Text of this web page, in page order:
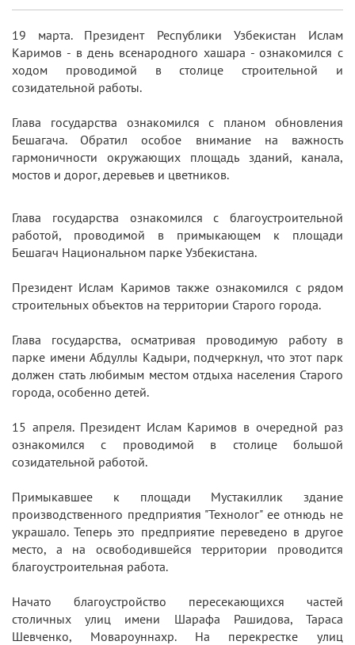
19 марта. Президент Республики Узбекистан Ислам
Каримов - в день всенародного хашара - ознакомился с
ходом проводимой в столице строительной и
созидательной работы.
Глава государства ознакомился с планом обновления
Бешагача. Обратил особое внимание на важность
гармоничности окружающих площадь зданий, канала,
мостов и дорог, деревьев и цветников.
Глава государства ознакомился с благоустроительной
работой, проводимой в примыкающем к площади
Бешагач Национальном парке Узбекистана.
Президент Ислам Каримов также ознакомился с рядом
строительных объектов на территории Старого города.
Глава государства, осматривая проводимую работу в
парке имени Абдуллы Кадыри, подчеркнул, что этот парк
должен стать любимым местом отдыха населения Старого
города, особенно детей.
15 апреля. Президент Ислам Каримов в очередной раз
ознакомился с проводимой в столице большой
созидательной работой.
Примыкавшее к площади Мустакиллик здание
производственного предприятия "Технолог" ее отнюдь не
украшало. Теперь это предприятие переведено в другое
место, а на освободившейся территории проводится
благоустроительная работа.
Начато благоустройство пересекающихся частей
столичных улиц имени Шарафа Рашидова, Тараса
Шевченко, Мовароуннахр. На перекрестке улиц